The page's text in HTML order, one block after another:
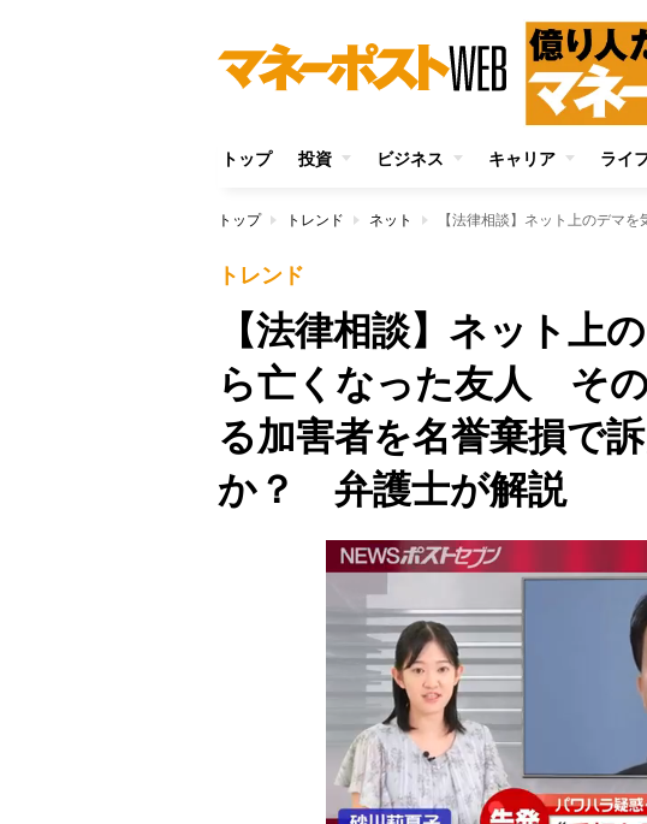
トップ 投資 ビジネス キャリア ライ
トップ トレンド ネット
トレンド
【法律相談】ネット上
ら亡くなった友人 そ
る加害者を名誉棄損で
か？ 弁護士が解説